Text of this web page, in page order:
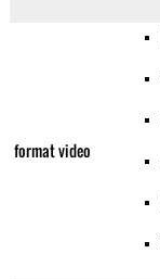
format video